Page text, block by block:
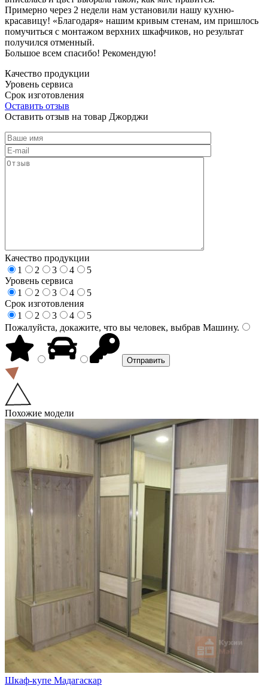
Примерно через 2 недели нам установили нашу кухню-
красавицу! «Благодаря» нашим кривым стенам, им пришлось
помучиться с монтажом верхних шкафчиков, но результат
получился отменный.
Большое всем спасибо! Рекомендую!
Качество продукции
Уровень сервиса
Срок изготовления
Оставить отзыв
Оставить отзыв на товар Джорджи
Качество продукции
1
2 3 4
5
Уровень сервиса
1
2 3 4
5
Срок изготовления
1
2 3 4
5
Пожалуйста, докажите, что вы человек, выбрав Машину.
Похожие модели
Шкаф-купе Мадагаскар